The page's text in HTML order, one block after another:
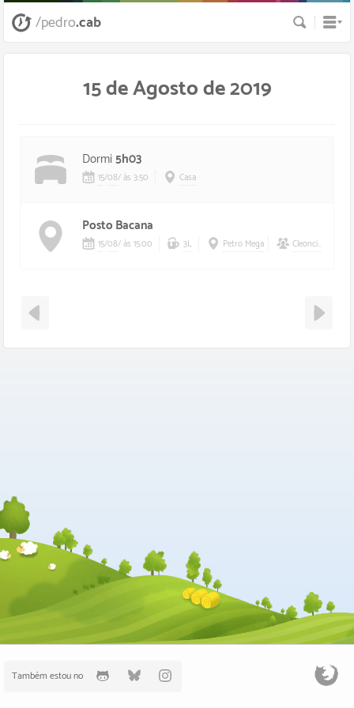
/pedro.cab Busca
15 de Agosto de 2019
Dormi5h03
15/08/ às 3:50 Casa
Posto Bacana
15/08/às 15:00 3L Petro Mega Cleoncio
Também estou no